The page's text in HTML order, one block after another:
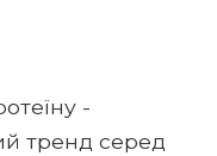
-
тренд серед